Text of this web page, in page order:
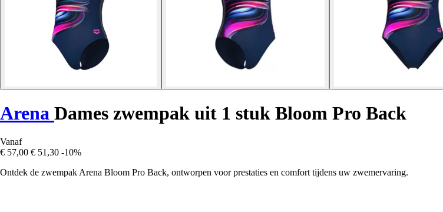
Arena Dames zwempak uit 1 stuk Bloom Pro Back
Vanaf
€ 57,00 € 51,30 -10%
Ontdek de zwempak Arena Bloom Pro Back, ontworpen voor prestaties en comfort tijdens uw zwemervaring.